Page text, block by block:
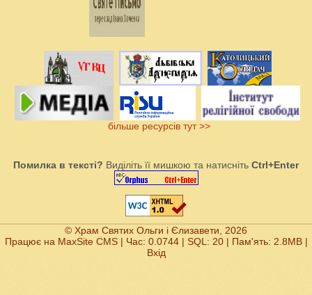
більше ресурсів тут >>
Помилка в тексті? Виділіть її мишкою та натисніть Ctrl+Enter
© Храм Святих Ольги і Єлизавети, 2026
Працює на MaxSite CMS| Час: 0.0744 | SQL: 20 | Пам'ять: 2.8MB|
Вхід